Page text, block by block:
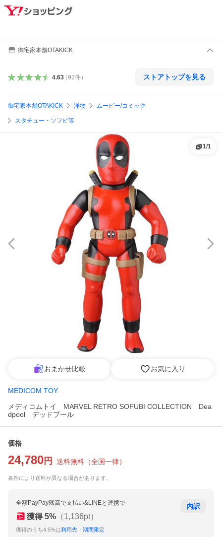
御宅家本舗OTAKICK
4.63（92件） ストアトップを見る
御宅家本舗OTAKICK 洋物 ムービー/コミック
スタチュー・ソフビ等
1/1
おまかせ比較 お気に入り
MEDICOM TOY
メディコムトイ MARVEL RETRO SOFUBI COLLECTION Dea
dpool デッドプール
価格
24,780 円 送料無料 （全国一律）
条件により送料が異なる場合があります。
全額PayPay残高で支払い&LINEと連携で
獲得 5% （1,136pt）
獲得のうち4.5%は利用先・期間限定
内訳